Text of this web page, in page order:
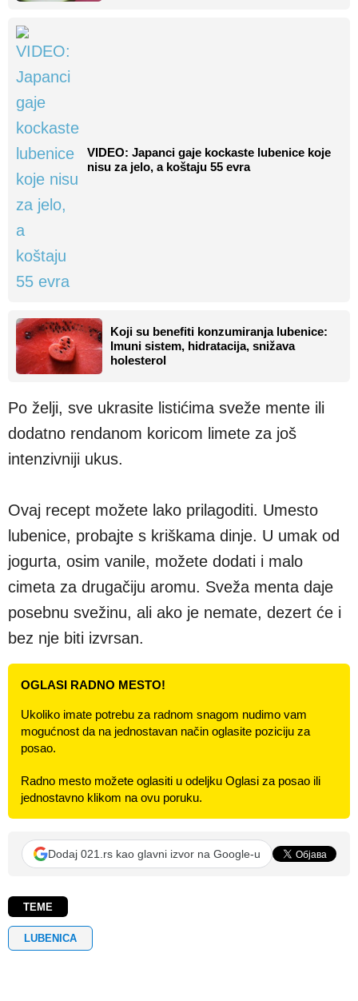
VIDEO: Japanci gaje kockaste lubenice koje
nisu za jelo, a koštaju 55 evra
Koji su benefiti konzumiranja lubenice:
Imuni sistem, hidratacija, snižava
holesterol
Po želji, sve ukrasite listićima sveže mente ili
dodatno rendanom koricom limete za još
intenzivniji ukus.
Ovaj recept možete lako prilagoditi. Umesto
lubenice, probajte s kriškama dinje. U umak od
jogurta, osim vanile, možete dodati i malo
cimeta za drugačiju aromu. Sveža menta daje
posebnu svežinu, ali ako je nemate, dezert će i
bez nje biti izvrsan.
OGLASI RADNO MESTO!
Ukoliko imate potrebu za radnom snagom nudimo vam
mogućnost da na jednostavan način oglasite poziciju za
posao.
Radno mesto možete oglasiti u odeljku Oglasi za posao ili
jednostavno klikom na ovu poruku.
Dodaj 021.rs kao glavni izvor na Google-u
TEME
LUBENICA